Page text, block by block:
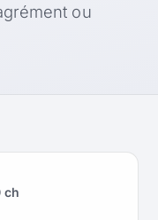
ou
ch